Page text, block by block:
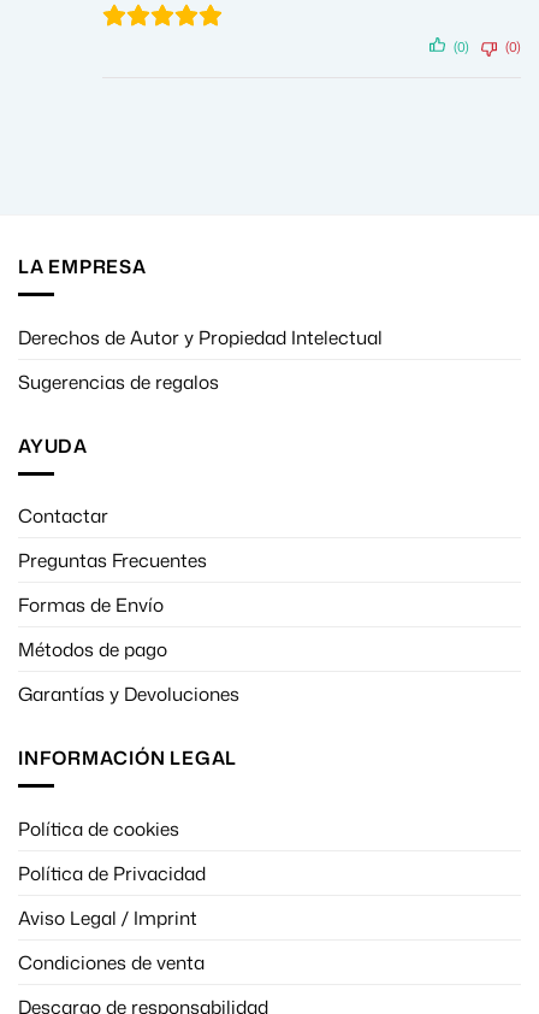
(0) (0)
LA EMPRESA
Derechos de Autor y Propiedad Intelectual
Sugerencias de regalos
AYUDA
Contactar
Preguntas Frecuentes
Formas de Envío
Métodos de pago
Garantías y Devoluciones
INFORMACIÓN LEGAL
Política de cookies
Política de Privacidad
Aviso Legal / Imprint
Condiciones de venta
Descargo de responsabilidad